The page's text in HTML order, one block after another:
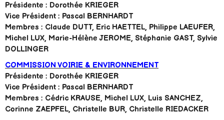
Présidente : Dorothée KRIEGER
Vice Président : Pascal BERNHARDT
Membres : Claude DUTT, Eric HAETTEL, Philippe LAEUFER,
Michel LUX, Marie-Hélène JEROME, Stéphanie GAST, Sylvie
DOLLINGER
COMMISSION VOIRIE & ENVIRONNEMENT
Présidente : Dorothée KRIEGER
Vice Président : Pascal BERNHARDT
Membres : Cédric KRAUSE, Michel LUX, Luis SANCHEZ,
Corinne ZAEPFEL, Christelle BUR, Christelle RIEDACKER